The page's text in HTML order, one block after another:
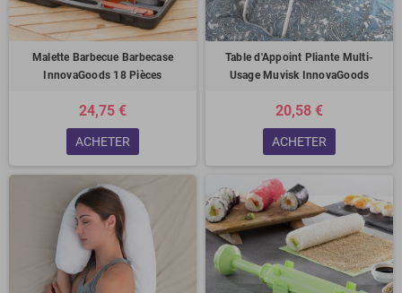
Malette Barbecue Barbecase
InnovaGoods 18 Pièces
24,75 €
ACHETER
Table d'Appoint Pliante Multi-
Usage Muvisk InnovaGoods
20,58 €
ACHETER